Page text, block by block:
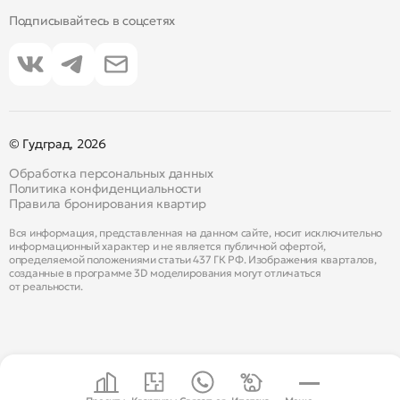
Подписывайтесь в соцсетях
© Гудград, 2026
Обработка персональных данных
Политика конфиденциальности
Правила бронирования квартир
Вся информация, представленная на данном сайте, носит исключительно
информационный характер и не является публичной офертой,
определяемой положениями статьи 437 ГК РФ. Изображения кварталов,
созданные в программе 3D моделирования могут отличаться
от реальности.